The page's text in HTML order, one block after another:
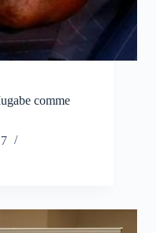
comme